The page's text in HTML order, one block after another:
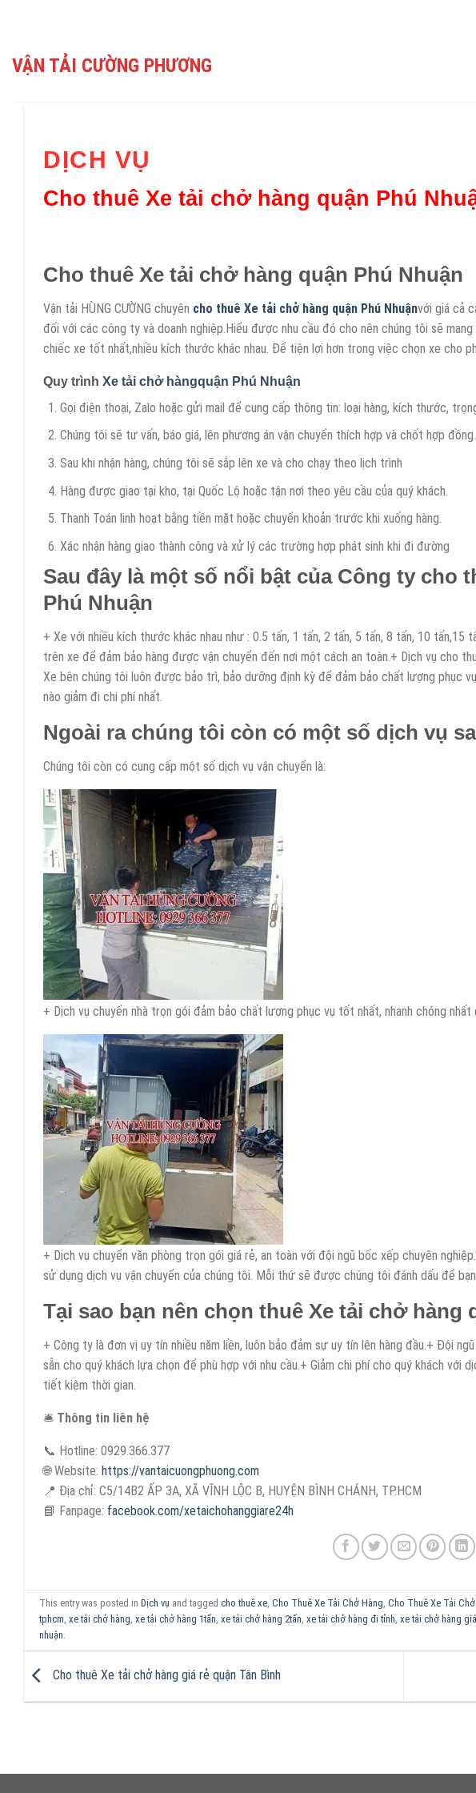
VẬN TẢI CƯỜNG PHƯƠNG
DỊCH VỤ
Cho thuê Xe tải chở hàng quận Phú
Cho thuê Xe tải chở hàng quận Phú Nhuận
Vận tải HÙNG CƯỜNG chuyên cho thuê Xe tải chở hàng quận Phú Nhuậnvới giá cả
đối với các công ty và doanh nghiệp.Hiểu được nhu cầu đó cho nên chúng tôi sẽ
chiếc xe tốt nhất,nhiều kích thước khác nhau. Để tiện lợi hơn trong việc chọn xe cho
Quy trình Xe tải chở hàngquận Phú Nhuận
Gọi điện thoại, Zalo hoặc gửi mail để cung cấp thông tin: loại hàng, kích thước,
Chúng tôi sẽ tư vấn, báo giá, lên phương án vận chuyển thích hợp và chốt hợp đồng.
Sau khi nhận hàng, chúng tôi sẽ sắp lên xe và cho chạy theo lịch trình
Hàng được giao tại kho, tại Quốc Lộ hoặc tận nơi theo yêu cầu của quý khách.
Thanh Toán linh hoạt bằng tiền mặt hoặc chuyển khoản trước khi xuống hàng.
Xác nhận hàng giao thành công và xử lý các trường hợp phát sinh khi đi đường
Sau đây là một số nổi bật của Công ty cho
Phú Nhuận
+ Xe với nhiều kích thước khác nhau như : 0.5 tấn, 1 tấn, 2 tấn, 5 tấn, 8 tấn, 10 tấn,15
trên xe để đảm bảo hàng được vận chuyển đến nơi một cách an toàn.+ Dịch vụ cho
Xe bên chúng tôi luôn được bảo trì, bảo dưỡng định kỳ để đảm bảo chất lượng phục
nào giảm đi chi phí nhất.
Ngoài ra chúng tôi còn có một số dịch vụ
Chúng tôi còn có cung cấp một số dịch vụ vận chuyển là:
+ Dịch vụ chuyển nhà trọn gói đảm bảo chất lượng phục vụ tốt nhất, nhanh chóng nhất
+ Dịch vụ chuyển văn phòng trọn gói giá rẻ, an toàn với đội ngũ bốc xếp chuyên
sử dụng dịch vụ vận chuyển của chúng tôi. Mỗi thứ sẽ được chúng tôi đánh dấu để
Tại sao bạn nên chọn thuê Xe tải chở hàng
+ Công ty là đơn vị uy tín nhiều năm liền, luôn bảo đảm sự uy tín lên hàng đầu.+ Đội
sẵn cho quý khách lựa chọn để phù hợp với nhu cầu.+ Giảm chi phí cho quý khách với
tiết kiệm thời gian.
🛎 Thông tin liên hệ
📞 Hotline: 0929.366.377
🌐 Website: https://vantaicuongphuong.com
📍 Địa chỉ: C5/14B2 ẤP 3A, XÃ VĨNH LỘC B, HUYỆN BÌNH CHÁNH, TP.HCM
📘 Fanpage: facebook.com/xetaichohanggiare24h
This entry was posted inDịch vụ and taggedcho thuê xe,Cho Thuê Xe Tải Chở Hàng,Cho Thuê Xe Tải
tphcm,xe tải chở hàng,xe tải chở hàng 1tấn,xe tải chở hàng 2tấn,xe tải chở hàng đi tỉnh,xe tải chở hàng
nhuận.
Cho thuê Xe tải chở hàng giá rẻ quận Tân Bình